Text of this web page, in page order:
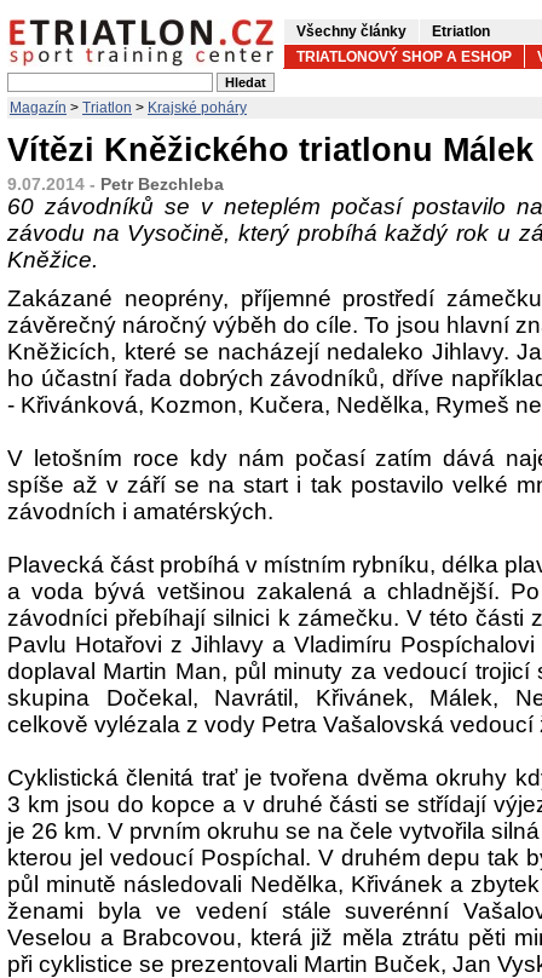
Všechny články
Etriatlon
TRIATLONOVÝ SHOP A ESHOP
Magazín > Triatlon > Krajské poháry
Vítězi Kněžického triatlonu Málek
9.07.2014 - Petr Bezchleba
60 závodníků se v neteplém počasí postavilo
závodu na Vysočině, který probíhá každý rok u
Kněžice.
Zakázané neoprény, příjemné prostředí
závěrečný náročný výběh do cíle. To jsou hlavní
Kněžicích, které se nacházejí nedaleko Jihlavy.
ho účastní řada dobrých závodníků, dříve
- Křivánková, Kozmon, Kučera, Nedělka, Rymeš
V letošním roce kdy nám počasí zatím dává
spíše až v září se na start i tak postavilo velké
závodních i amatérských.
Plavecká část probíhá v místním rybníku, délka
a voda bývá vetšinou zakalená a chladnější.
závodníci přebíhají silnici k zámečku. V této části
Pavlu Hotařovi z Jihlavy a Vladimíru
doplaval Martin Man, půl minuty za vedoucí trojicí
skupina Dočekal, Navrátil, Křivánek, Málek,
celkově vylézala z vody Petra Vašalovská vedoucí
Cyklistická členitá trať je tvořena dvěma okruhy
3 km jsou do kopce a v druhé části se střídají
je 26 km. V prvním okruhu se na čele vytvořila
kterou jel vedoucí Pospíchal. V druhém depu tak
půl minutě následovali Nedělka, Křivánek a
ženami byla ve vedení stále suverénní
Veselou a Brabcovou, která již měla ztrátu pěti
při cyklistice se prezentovali Martin Buček, Jan